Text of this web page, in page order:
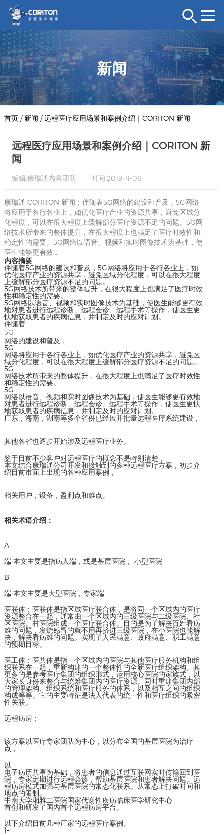
新闻
首页/ 新闻 /远程医疗应用场景和案例介绍｜CORITON 新闻
远程医疗应用场景和案例介绍｜CORITON 新
闻
编辑:康瑞通内容团队 时间:2019-11-06
康瑞通 CORITON 新闻：伴随着5G网络的建设和普及，5G网络
将应用于各行各业上，如优化医疗产业的资源共享，避免区域分
化程度，可以在很大程度上缓解部分医疗资源不足的问题。5G网
络技术所带来的整体提升，在很大程度上也满足了医疗时效性和
稳定性的需要。5G网络以语音、视频和实时图像技术为基础，使
医生能够更有效…
内容摘要
伴随着5G网络的建设和普及，5G网络将应用于各行各业上，如
优化医疗产业的资源共享，避免区域分化程度，可以在很大程度
上缓解部分医疗资源不足的问题。
5G网络技术所带来的整体提升，在很大程度上也满足了医疗时效
性和稳定性的需要。
5G网络以语音、视频和实时图像技术为基础，使医生能够更有效
地对患者进行远程诊断、远程会诊、远程手术等操作，使医生更
快地获取患者的疾病信息，并制定及时的应对计划。
伴随着
5G
网络的建设和普及，
5G
网络将应用于各行各业上，如优化医疗产业的资源共享，避免区
域分化程度，可以在很大程度上缓解部分医疗资源不足的问题。
5G
网络技术所带来的整体提升，在很大程度上也满足了医疗时效性
和稳定性的需要。
5G
网络以语音、视频和实时图像技术为基础，使医生能够更有效地
对患者进行远程诊断、远程会诊、远程手术等操作，使医生更快
地获取患者的疾病信息，并制定及时的应对计划。
广东，海南，湖南等多个省份已经展开批量远程医疗系统建设，
其他各省也逐步开始涉及远程医疗业务。
鉴于目前不少客户对远程医疗的概念不是特别清楚，
本文结合康瑞通公司开发和接触到的多种远程医疗方案，初步介
绍目前市面上出现的各种应用案例，
相关用户，设备，盈利点和难点。
相关术语介绍：
A
端 本文主要是指病人端，或是基层医院， 小型医院
B
端 本文主要是大型医院，专家端
医联体：医联体是指区域医疗联合体，是将同一个区域内的医疗
资源整合在一起，通常由一个区域内的三级医院与二级医院、社
区医院、村医院组成一个医疗联合体。目的是为了解决百姓看病
难的问题，发烧感冒的就不用再挤进三级医院，在小医院也能解
决，解决看病难的问题。实现了人民满意、政府满意、职工满意
的预期目标。
医工体：医共体是指一个区域内的医院与其他医疗服务机构和组
织联系在一起，重新构建的一个整体性的全新医疗组织架构。其
更多的是参考医疗集团的组织形式，运用核心医院的家族式，以
大家长身份来整合与统筹集团内的医疗资源。同时重建集团内部
的管理架构、组织系统和医疗服务的体系，以及相互之间的组织
构成等等。它的主要特征是法人代表的统一性和医疗组织的紧密
性关联。
远程病房：
该方案以医疗专家团队为中心，以分布全国的基层医院为治疗
点，
以
电子病历共享为基础，将患者的信息通过互联网实时传输回到医
院，专家定期进行远程会诊，帮助基层医院和患者解决问题。远
程病房模式加强与基层医院的常态化联系。从常态上打破时间和
地点的限制。
中南大学湘雅二医院国家代谢性疾病临床医学研究中心
首创和研发了国内首个远程病房平台。
以下介绍目前几种厂家的远程医疗案例。
1-